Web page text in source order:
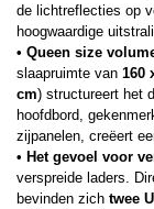
de lichtreflecties op
hoogwaardige
• Queen size
slaapruimte van 160
cm) structureert het
hoofdbord,
zijpanelen, creëert
• Het gevoel voor
verspreide laders.
bevinden zich twee